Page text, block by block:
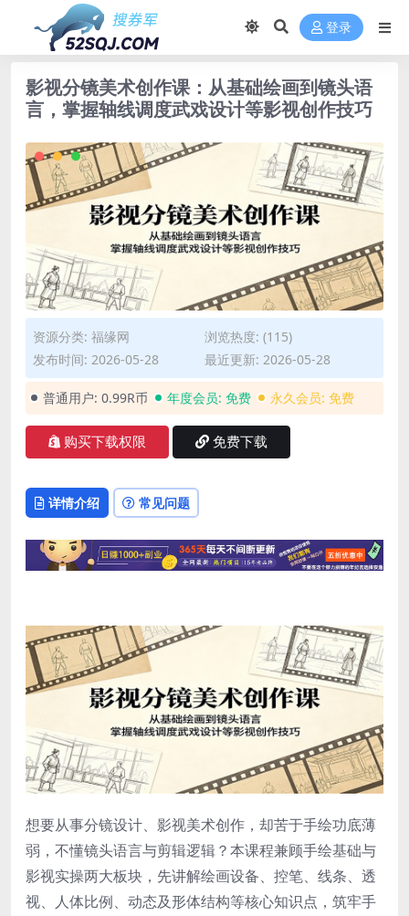
登录
影视分镜美术创作课：从基础绘画到镜头语
言，掌握轴线调度武戏设计等影视创作技巧
资源分类: 福缘网
浏览热度: (115)
发布时间: 2026-05-28
最近更新: 2026-05-28
普通用户: 0.99R币 年度会员: 免费 永久会员: 免费
购买下载权限 免费下载
详情介绍 常见问题
想要从事分镜设计、影视美术创作，却苦于手绘功底薄
弱，不懂镜头语言与剪辑逻辑？本课程兼顾手绘基础与
影视实操两大板块，先讲解绘画设备、控笔、线条、透
视、人体比例、动态及形体结构等核心知识点，筑牢手